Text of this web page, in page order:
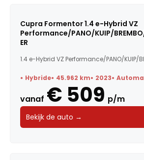
Cupra Formentor 1.4 e-Hybrid VZ
Performance/PANO/KUIP/
ER
Hybride 45.962 km 2023
vanaf € 509 p/m
Bekijk de auto →